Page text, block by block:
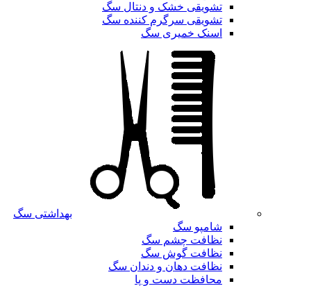
تشویقی خشک و دنتال سگ
تشویقی سرگرم کننده سگ
اسنک خمیری سگ
بهداشتی سگ
شامپو سگ
نظافت چشم سگ
نظافت گوش سگ
نظافت دهان و دندان سگ
محافظت دست و پا